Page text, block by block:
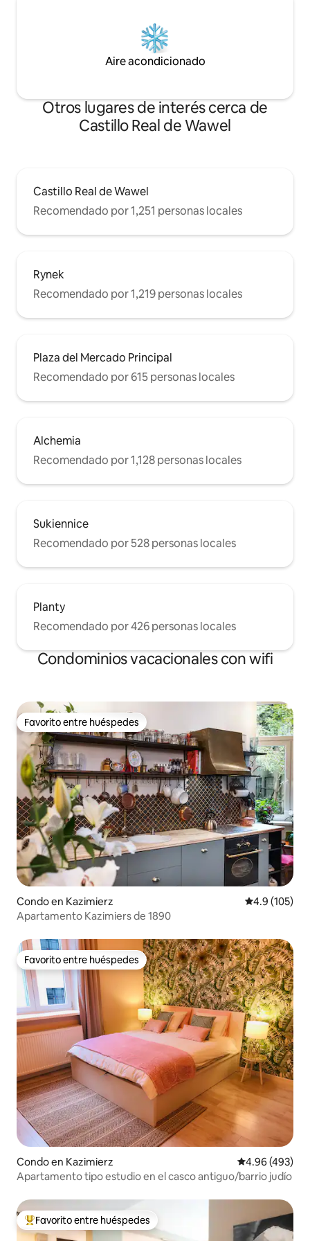
Aire acondicionado
Otros lugares de interés cerca de
Castillo Real de Wawel
Castillo Real de Wawel
Recomendado por 1,251 personas locales
Rynek
Recomendado por 1,219 personas locales
Plaza del Mercado Principal
Recomendado por 615 personas locales
Alchemia
Recomendado por 1,128 personas locales
Sukiennice
Recomendado por 528 personas locales
Planty
Recomendado por 426 personas locales
Condominios vacacionales con wifi
Favorito entre huéspedes
Favorito entre huéspedes
Condo en Kazimierz Calificación
4.9 (105)
Apartamento Kazimiers de 1890
Favorito entre huéspedes
Favorito entre huéspedes
Condo en Kazimierz Calificación
4.96 (493)
Apartamento tipo estudio en el casco antiguo/barrio judío
Favorito entre huéspedes preferido
Favorito entre huéspedes